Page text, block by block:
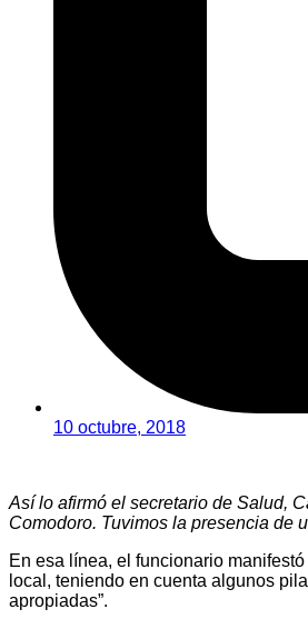
10 octubre, 2018
Así lo afirmó el secretario de Salud,
Comodoro. Tuvimos la presencia de
En esa línea, el funcionario
local, teniendo en cuenta algunos
apropiadas”.